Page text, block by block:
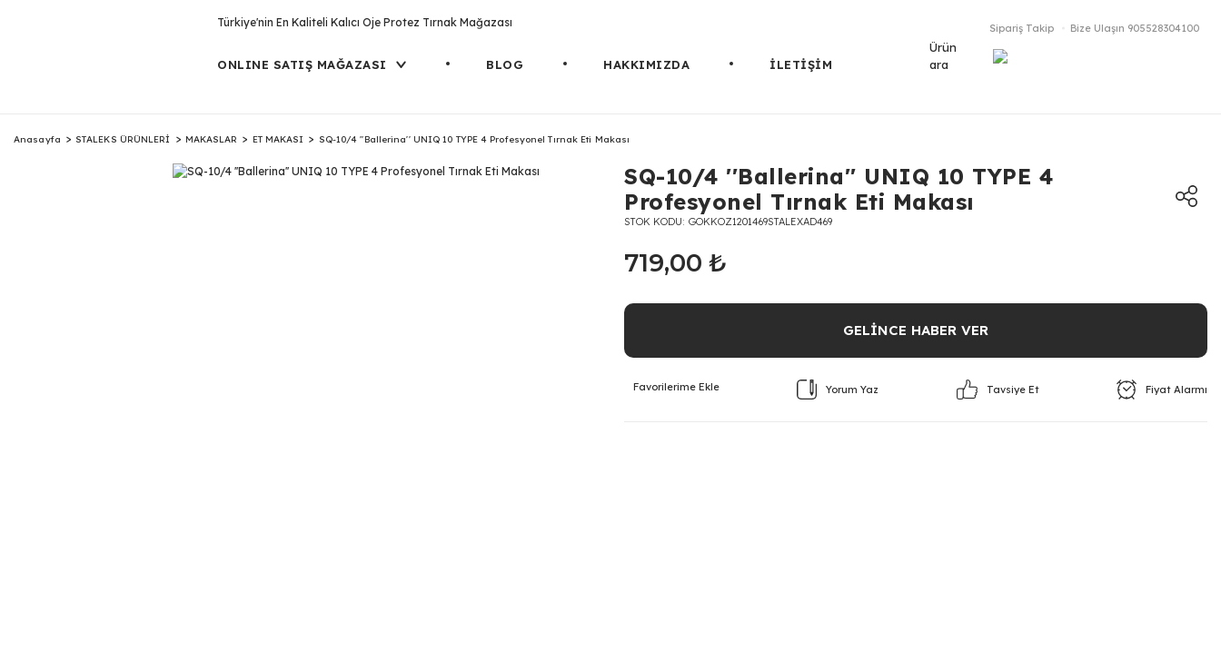
Türkiye'nin En Kaliteli Kalıcı Oje Protez Tırnak Mağazası
ONLINE SATIŞ MAĞAZASI BLOG HAKKIMIZDA İLETİŞİM
Sipariş Takip Bize Ulaşın 905528304100
Ürün
ara
Anasayfa STALEKS ÜRÜNLERİ MAKASLAR ET MAKASI SQ-10/4 ''Ballerina'' UNIQ 10 TYPE 4 Profesyonel Tırnak Eti Makası
SQ-10/4 ''Ballerina'' UNIQ 10 TYPE 4
Profesyonel Tırnak Eti Makası
STOK KODU GOKKOZ1201469STALEXAD469
719,00 ₺
GELİNCE HABER VER
Yorum Yaz Tavsiye Et Fiyat Alarmı